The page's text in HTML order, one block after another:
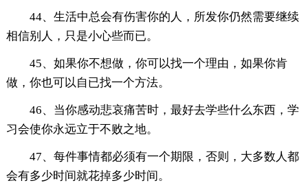
44、生活中总会有伤害你的人，所发你仍然需要继续
相信别人，只是小心些而已。
45、如果你不想做，你可以找一个理由，如果你肯
做，你也可以自已找一个方法。
46、当你感动悲哀痛苦时，最好去学些什么东西，学
习会使你永远立于不败之地。
47、每件事情都必须有一个期限，否则，大多数人都
会有多少时间就花掉多少时间。